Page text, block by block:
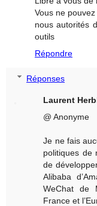
Vous ne
nous autorités
outils
Répondre
Réponses
Laurent
@ Anonyme
Je ne fais
politiques de
de
Alibaba
WeChat de
France et